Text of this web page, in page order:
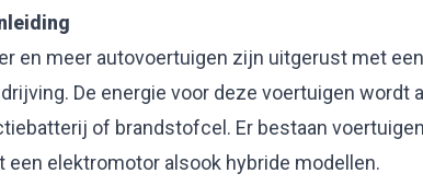
en meer autovoertuigen zijn uitgerust met
De energie voor deze voertuigen wordt
of brandstofcel. Er bestaan
een elektromotor alsook hybride modellen.